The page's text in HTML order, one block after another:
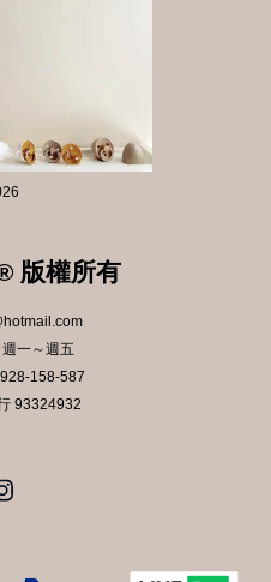
版權所有
一～週五
158-587
93324932